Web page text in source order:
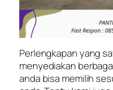
Perlengkapan yang
menyediakan
anda bisa memilih